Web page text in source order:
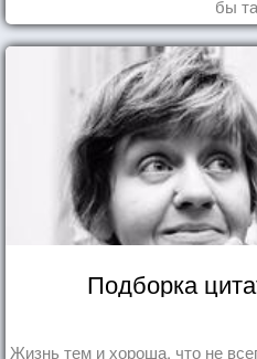
бы
Подборка
Жизнь тем и хороша, что не